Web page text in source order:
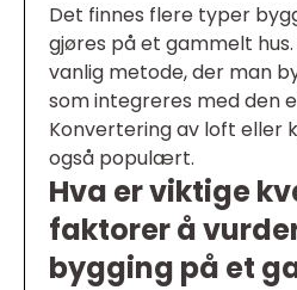
Det finnes flere typer
gjøres på et gammelt
vanlig metode, der man
som integreres med den
Konvertering av loft eller
også populært.
Hva er viktige
faktorer å
bygging på et